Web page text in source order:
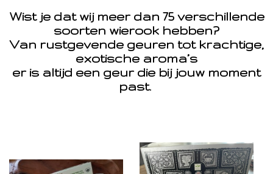
Wist je dat wij meer dan 75 verschillende
soorten wierook hebben?
Van rustgevende geuren tot krachtige,
exotische aroma’s
er is altijd een geur die bij jouw moment
past.